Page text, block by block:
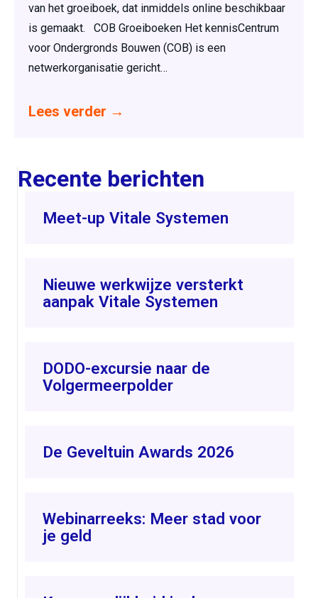
van het groeiboek, dat inmiddels online beschikbaar
is gemaakt. COB Groeiboeken Het kennisCentrum
voor Ondergronds Bouwen (COB) is een
netwerkorganisatie gericht…
Lees verder →
Recente berichten
Meet-up Vitale Systemen
Nieuwe werkwijze versterkt
aanpak Vitale Systemen
DODO-excursie naar de
Volgermeerpolder
De Geveltuin Awards 2026
Webinarreeks: Meer stad voor
je geld